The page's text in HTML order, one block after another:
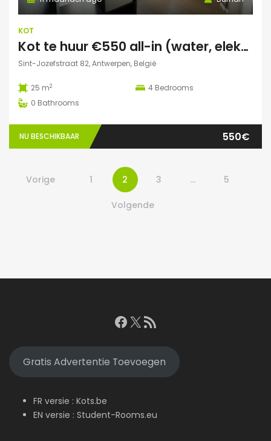
KOT
Kot te huur €550 all-in (water, elektriciteit, wifi incl)
Sint-Jozefstraat 82, Antwerpen, België
25 m2 4 Bedrooms
0 Bathrooms
NU BESCHIKBAAR 550€
Vorige 1 2 3 … 5
Volgende
Facebook
X RSS feed
Gratis Advertentie Toevoegen
FR versie : Kots.be
EN versie : Student-Rooms.eu